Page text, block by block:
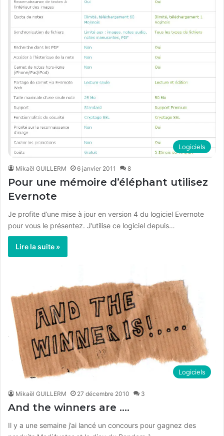
Logiciels
Mikaël GUILLERM 6 janvier 2011 8
Pour une mémoire d’éléphant utilisez
Evernote
Je profite d’une mise à jour en version 4 du logiciel Evernote
pour vous le présentez. J’utilise ce logiciel depuis…
Lire la suite »
Logiciels
Mikaël GUILLERM 27 décembre 2010 3
And the winners are ….
Il y a une semaine j’ai lancé un concours pour gagnez des